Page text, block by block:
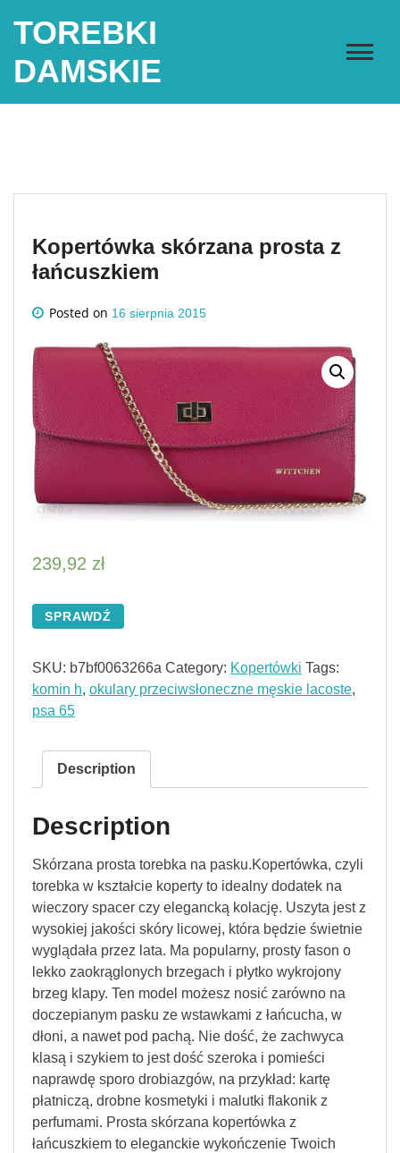
TOREBKI
DAMSKIE
Kopertówka skórzana prosta z
łańcuszkiem
Posted on 16 sierpnia 2015
239,92 zł
SPRAWDŹ
SKU: b7bf0063266a Category: Kopertówki Tags:
komin h, okulary przeciwsłoneczne męskie lacoste,
psa 65
Description
Description
Skórzana prosta torebka na pasku.Kopertówka, czyli
torebka w kształcie koperty to idealny dodatek na
wieczory spacer czy elegancką kolację. Uszyta jest z
wysokiej jakości skóry licowej, która będzie świetnie
wyglądała przez lata. Ma popularny, prosty fason o
lekko zaokrąglonych brzegach i płytko wykrojony
brzeg klapy. Ten model możesz nosić zarówno na
doczepianym pasku ze wstawkami z łańcucha, w
dłoni, a nawet pod pachą. Nie dość, że zachwyca
klasą i szykiem to jest dość szeroka i pomieści
naprawdę sporo drobiazgów, na przykład: kartę
płatniczą, drobne kosmetyki i malutki flakonik z
perfumami. Prosta skórzana kopertówka z
łańcuszkiem to eleganckie wykończenie Twoich